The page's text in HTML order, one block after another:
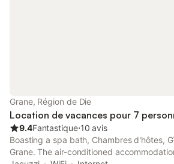
Grane, Région de Die
Location de vacances pour 7
9.4Fantastique⋅10 avis
Boasting a spa bath, Chambres d'hôtes,
Grane. The air-conditioned